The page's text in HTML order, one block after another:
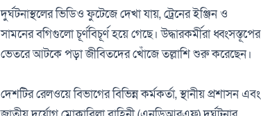
দুর্ঘটনাস্থলের ভিডিও ফুটেজে দেখা যায়, ট্রেনের ইঞ্জিন ও
সামনের বগিগুলো চূর্ণবিচূর্ণ হয়ে গেছে। উদ্ধারকর্মীরা ধ্বংসস্তূপের
ভেতরে আটকে পড়া জীবিতদের খোঁজে তল্লাশি শুরু করেছেন।
দেশটির রেলওয়ে বিভাগের বিভিন্ন কর্মকর্তা, স্থানীয় প্রশাসন এবং